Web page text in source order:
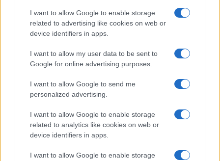
I want to allow Google to enable storage
related to advertising like cookies on web or
device identifiers in apps.
I want to allow my user data to be sent to
Google for online advertising purposes.
I want to allow Google to send me
personalized advertising.
I want to allow Google to enable storage
related to analytics like cookies on web or
device identifiers in apps.
I want to allow Google to enable storage